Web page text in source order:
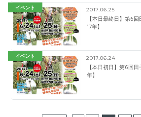
イベント
2017.06.25
【本日最終日】第6
17年】
イベント
2017.06.24
【本日初日】第6回
年】